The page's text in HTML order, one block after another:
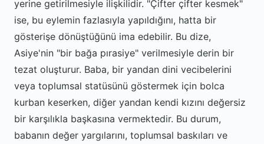
yerine getirilmesiyle ilişkilidir. "Çifter çifter kesmek"
ise, bu eylemin fazlasıyla yapıldığını, hatta bir
gösterişe dönüştüğünü ima edebilir. Bu dize,
Asiye'nin "bir bağa pırasiye" verilmesiyle derin bir
tezat oluşturur. Baba, bir yandan dini vecibelerini
veya toplumsal statüsünü göstermek için bolca
kurban keserken, diğer yandan kendi kızını değersiz
bir karşılıkla başkasına vermektedir. Bu durum,
babanın değer yargılarını, toplumsal baskıları ve